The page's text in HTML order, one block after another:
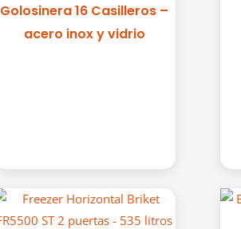
Golosinera 16 Casilleros –
acero inox y vidrio